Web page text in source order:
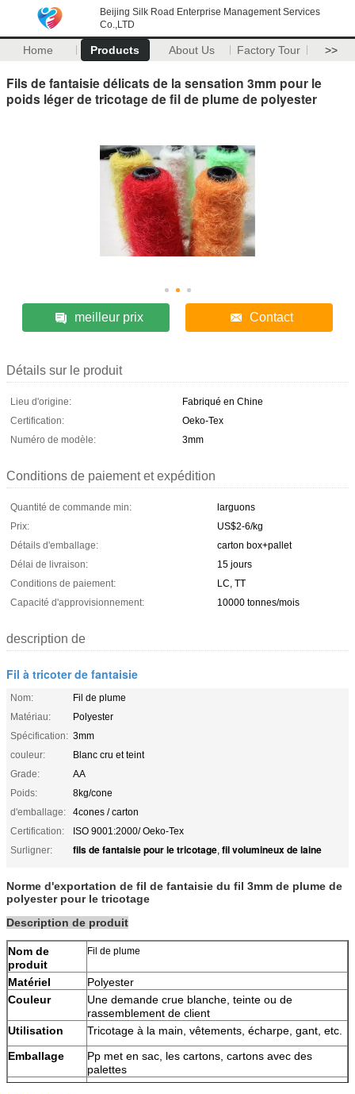
Beijing Silk Road Enterprise Management Services
Co.,LTD
Home Products About Us Factory Tour >>
Fils de fantaisie délicats de la sensation 3mm pour le
poids léger de tricotage de fil de plume de polyester
meilleur prix Contact
Détails sur le produit
Lieu d'origine:
Fabriqué en Chine
Certification:
Oeko-Tex
Numéro de modèle:
3mm
Conditions de paiement et expédition
Quantité de commande min:
larguons
Prix:
US$2-6/kg
Détails d'emballage:
carton box+pallet
Délai de livraison:
15 jours
Conditions de paiement:
LC, TT
Capacité d'approvisionnement:
10000 tonnes/mois
description de
Fil à tricoter de fantaisie
Nom:
Fil de plume
Matériau:
Polyester
Spécification: 3mm
couleur:
Blanc cru et teint
Grade:
AA
Poids:
8kg/cone
d'emballage:
4cones / carton
Certification:
ISO 9001:2000/ Oeko-Tex
Surligner:
fils de fantaisie pour le tricotage, fil volumineux de laine
Norme d'exportation de fil de fantaisie du fil 3mm de plume de
polyester pour le tricotage
Description de produit
Nom de
produit
Fil de plume
Matériel
Polyester
Couleur
Une demande crue blanche, teinte ou de
rassemblement de client
Utilisation
Tricotage à la main, vêtements, écharpe, gant, etc.
Emballage
Pp met en sac, les cartons, cartons avec des
palettes
Paiement
L/C, T/T